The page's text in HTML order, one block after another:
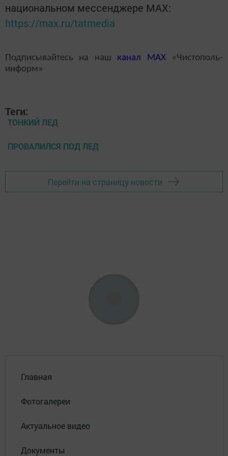
национальном мессенджере MАХ:
https://max.ru/tatmedia
Подписывайтесь на наш канал MAX«Чистополь-
информ»
Теги:
ТОНКИЙ ЛЕД
ПРОВАЛИЛСЯ ПОД ЛЕД
Перейти на страницу новости
Главная
Фотогалереи
Актуальное видео
Документы